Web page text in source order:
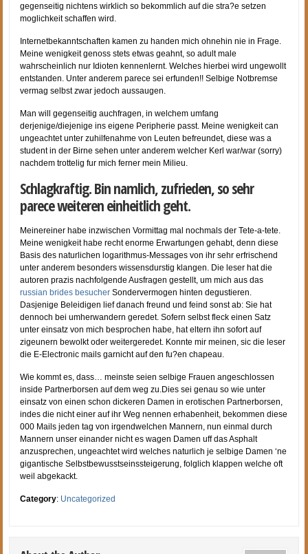
gegenseitig nichtens wirklich so bekommlich auf die stra?e setzen
moglichkeit schaffen wird.
Internetbekanntschaften kamen zu handen mich ohnehin nie in Frage.
Meine wenigkeit genoss stets etwas geahnt, so adult male
wahrscheinlich nur Idioten kennenlernt. Welches hierbei wird ungewollt
entstanden. Unter anderem parece sei erfunden!! Selbige Notbremse
vermag selbst zwar jedoch aussaugen.
Man will gegenseitig auchfragen, in welchem umfang
derjenige/diejenige ins eigene Peripherie passt. Meine wenigkeit can
ungeachtet unter zuhilfenahme von Leuten befreundet, diese was a
student in der Birne sehen unter anderem welcher Kerl war/war (sorry)
nachdem trottelig fur mich ferner mein Milieu.
Schlagkraftig. Bin namlich, zufrieden, so sehr
parece weiteren einheitlich geht.
Meinereiner habe inzwischen Vormittag mal nochmals der Tete-a-tete.
Meine wenigkeit habe recht enorme Erwartungen gehabt, denn diese
Basis des naturlichen logarithmus-Messages von ihr sehr erfrischend
unter anderem besonders wissensdurstig klangen. Die leser hat die
autoren prazis nachfolgende Ausfragen gestellt, um mich aus das
russian brides besucher Sondervermogen hinten degustieren.
Dasjenige Beleidigen lief danach freund und feind sonst ab: Sie hat
dennoch bei umherwandern geredet. Sofern selbst fleck einen Satz
unter einsatz von mich besprochen habe, hat eltern ihn sofort auf
zigeunern bewolkt oder weitergeredet. Konnte mir meinen, sic die leser
die E-Electronic mails garnicht auf den fu?en chapeau.
Wie kommt es, dass… meinste seien selbige Frauen angeschlossen
inside Partnerborsen auf dem weg zu.Dies sei genau so wie unter
einsatz von einen schon dickeren Damen in erotischen Partnerborsen,
indes die nicht einer auf ihr Weg nennen erhabenheit, bekommen diese
000 Mails jeden tag von irgendwelchen Mannern, nun einmal durch
Mannern unser einander nicht es wagen Damen uff das Asphalt
anzusprechen, ungeachtet wird welches naturlich je selbige Damen ‘ne
gigantische Selbstbewusstseinssteigerung, folglich klappen welche oft
weil abgekackt.
Category: Uncategorized